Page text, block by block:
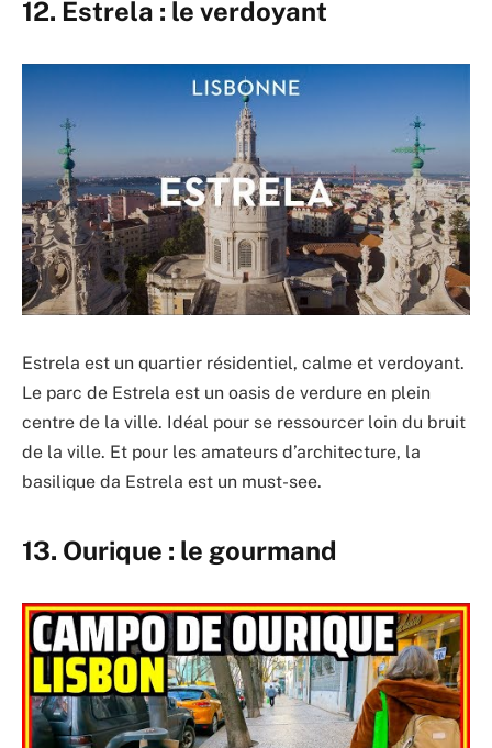
12. Estrela : le verdoyant
Estrela est un quartier résidentiel, calme et verdoyant.
Le parc de Estrela est un oasis de verdure en plein
centre de la ville. Idéal pour se ressourcer loin du bruit
de la ville. Et pour les amateurs d’architecture, la
basilique da Estrela est un must-see.
13. Ourique : le gourmand